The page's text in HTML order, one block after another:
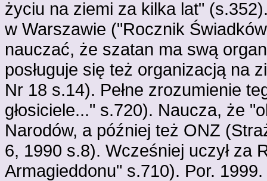
życiu na ziemi za kilka lat"
w Warszawie ("Rocznik
nauczać, że szatan ma swą
posługuje się też organizacją na
Nr 18 s.14). Pełne zrozumienie
głosiciele..." s.720). Naucza, że
Narodów, a później też ONZ
6, 1990 s.8). Wcześniej uczył za
Armagieddonu" s.710). Por. 1999.